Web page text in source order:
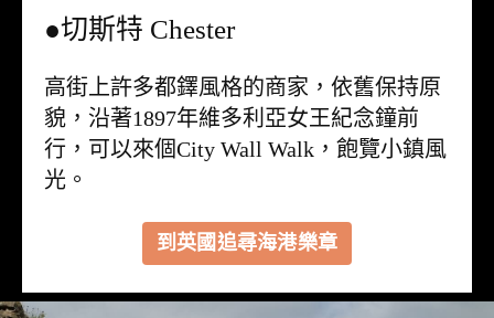
●切斯特 Chester
高街上許多都鐸風格的商家，依舊保持原
貌，沿著1897年維多利亞女王紀念鐘前
行，可以來個City Wall Walk，飽覽小鎮風
光。
到英國追尋海港樂章